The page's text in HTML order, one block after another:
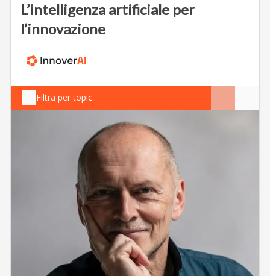
L’intelligenza artificiale per
l’innovazione
Filtra per topic